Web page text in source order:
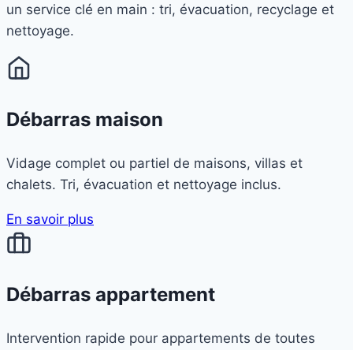
un service clé en main : tri, évacuation, recyclage et
nettoyage.
Débarras maison
Vidage complet ou partiel de maisons, villas et
chalets. Tri, évacuation et nettoyage inclus.
En savoir plus
Débarras appartement
Intervention rapide pour appartements de toutes